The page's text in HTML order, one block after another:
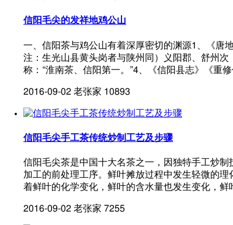
信阳毛尖的发祥地鸡公山
一、信阳茶与鸡公山有着深厚密切的渊源1、《唐
注：生光山县黄头岗者与陕州同）义阳郡、舒州
称：“淮南茶、信阳第一。”4、《信阳县志》《重
2016-09-02 老张家 10893
信阳毛尖手工茶传统炒制工艺及步骤
信阳毛尖茶是中国十大名茶之一，因独特手工炒
加工的前处理工序。鲜叶摊放过程中发生轻微的
着鲜叶的化学变化，鲜叶的含水量也发生变化，鲜
2016-09-02 老张家 7255